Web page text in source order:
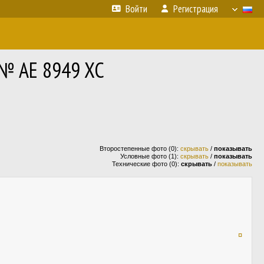
Войти Регистрация
AE 8949 XC
Второстепенные фото (0): скрывать / показывать
Условные фото (1): скрывать / показывать
Технические фото (0): скрывать / показывать
¤